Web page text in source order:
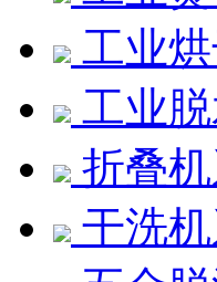
工业
工业
折叠机
干洗机